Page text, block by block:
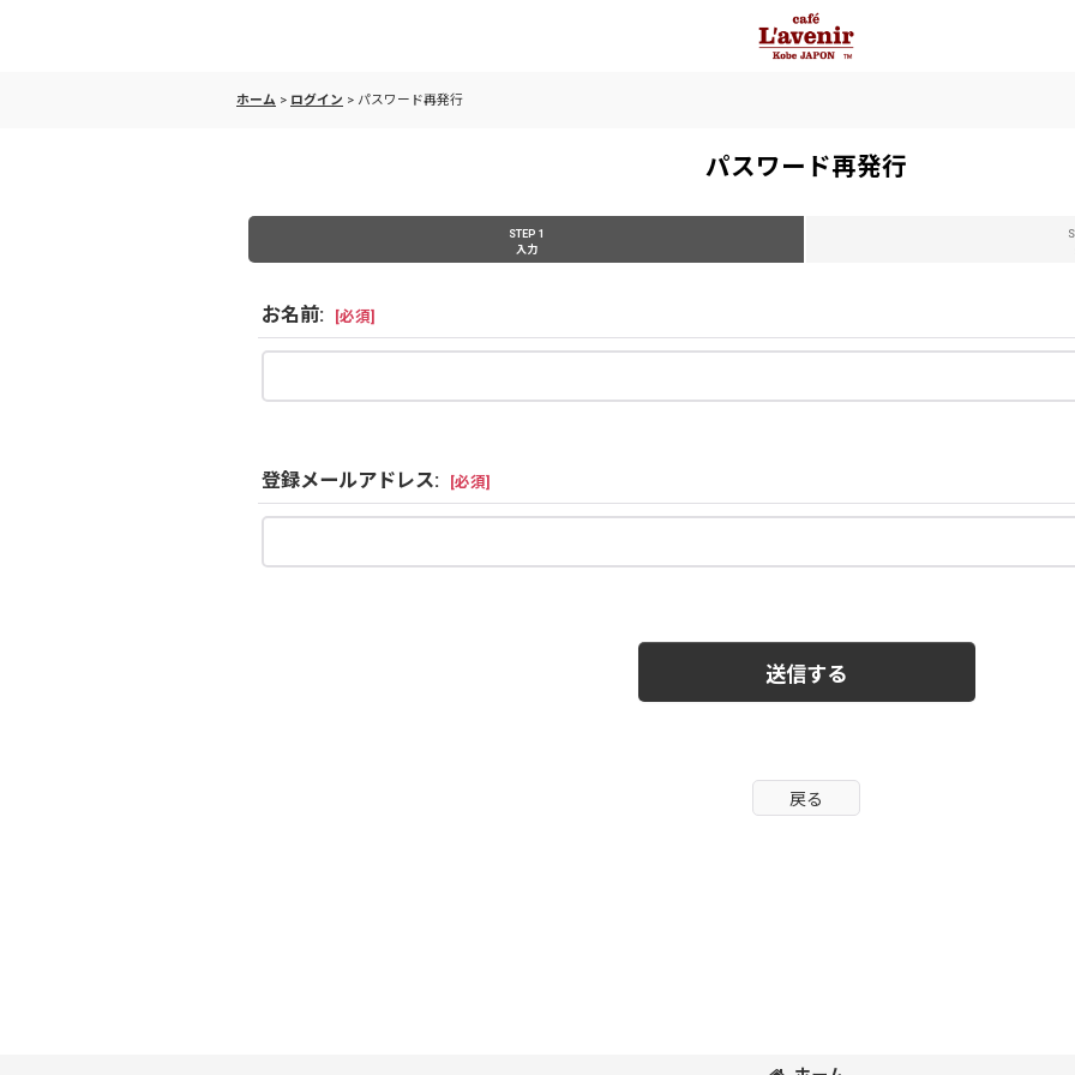
ホーム > ログイン > パスワード再発行
パスワード再発行
STEP 1
入力
お名前: [必須]
登録メールアドレス: [必須]
送信する
戻る